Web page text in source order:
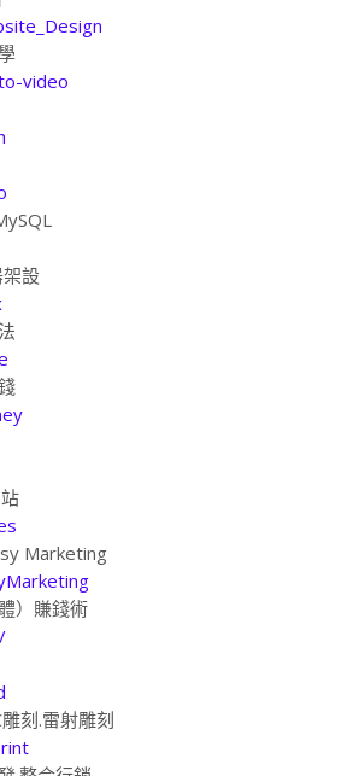
video
設
Marketing
）賺錢術
刻.雷射雕刻